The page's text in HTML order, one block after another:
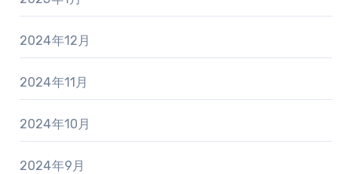
2024年12月
2024年11月
2024年10月
2024年9月